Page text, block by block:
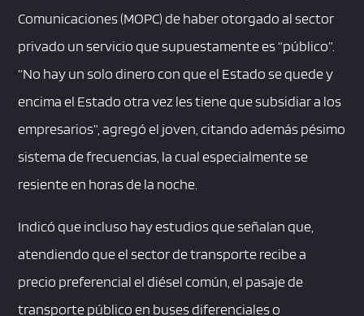
Comunicaciones (MOPC) de haber otorgado al sector
privado un servicio que supuestamente es “público”.
“No hay un solo dinero con que el Estado se quede y
encima el Estado otra vez les tiene que subsidiar a los
empresarios”, agregó el joven, citando además pésimo
sistema de frecuencias, la cual especialmente se
resiente en horas de la noche.
Indicó que incluso hay estudios que señalan que,
atendiendo que el sector de transporte recibe a
precio preferencial el diésel común, el pasaje de
transporte público en buses diferenciales o